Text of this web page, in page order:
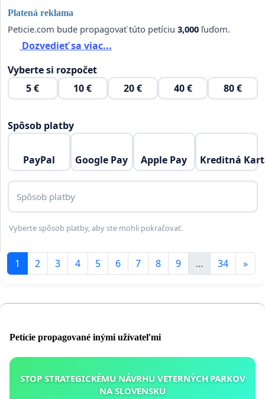
Platená reklama
Peticie.com bude propagovať túto petíciu 3,000 ľuďom.
Dozvedieť sa viac...
Vyberte si rozpočet
5 €
10 € 20 € 40 € 80 €
Spôsob platby
PayPal Google Pay Apple Pay Kreditná
Spôsob platby
Vyberte spôsob platby, aby ste mohli pokračovať.
1 2 3 4 5 6 7 8 9 ... 34 »
Petície propagované inými užívateľmi
STOP STRATEGICKÉMU NÁVRHU VETERNÝCH PARKOV
NA SLOVENSKU